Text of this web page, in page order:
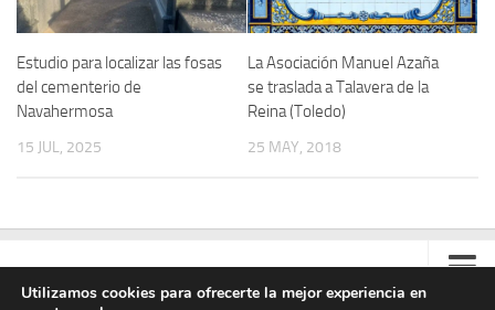
Estudio para localizar las fosas
del cementerio de
Navahermosa
15 JUL, 2025
La Asociación Manuel Azaña
se traslada a Talavera de la
Reina (Toledo)
25 MAY, 2018
Utilizamos cookies para ofrecerte la mejor experiencia en